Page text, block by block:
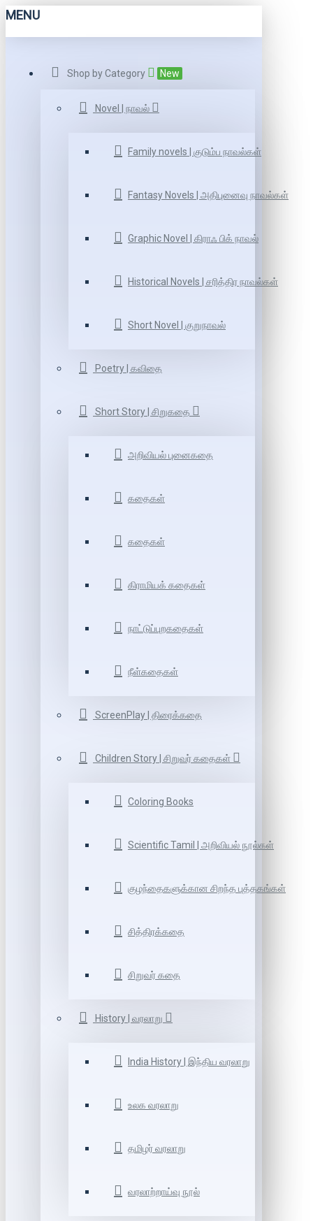
MENU
Shop by Category New
Novel | நாவல்
Family novels | குடும்ப நாவல்கள்
Fantasy Novels | அதிபுனைவு நாவல்கள்
Graphic Novel | கிராஃ பிக் நாவல்
Historical Novels | சரித்திர நாவல்கள்
Short Novel | குறுநாவல்
Poetry | கவிதை
Short Story | சிறுகதை
அறிவியல் புனைகதை
கதைகள்
கதைகள்
கிராமியக் கதைகள்
நாட்டுப்புறகதைகள்
நீள்கதைகள்
ScreenPlay | திரைக்கதை
Children Story | சிறுவர் கதைகள்
Coloring Books
Scientific Tamil | அறிவியல் நூல்கள்
குழந்தைகளுக்கான சிறந்த புத்தகங்கள்
சித்திரக்கதை
சிறுவர் கதை
History | வரலாறு
India History | இந்திய வரலாறு
உலக வரலாறு
தமிழர் வரலாறு
வரலாற்றாய்வு நூல்